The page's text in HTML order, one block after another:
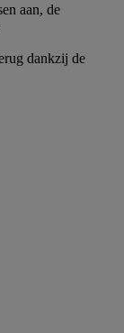
aan, de
dankzij de